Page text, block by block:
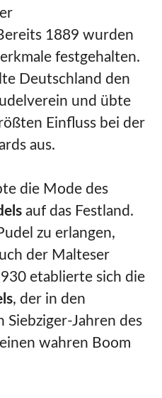
1889 wurden
festgehalten.
Deutschland den
und übte
Einfluss bei der
aus.
die Mode des
auf das Festland.
zu erlangen,
der Malteser
etablierte sich die
, der in den
Siebziger-Jahren des
wahren Boom